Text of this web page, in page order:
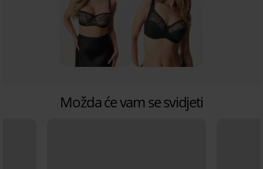
Možda će vam se svidjeti